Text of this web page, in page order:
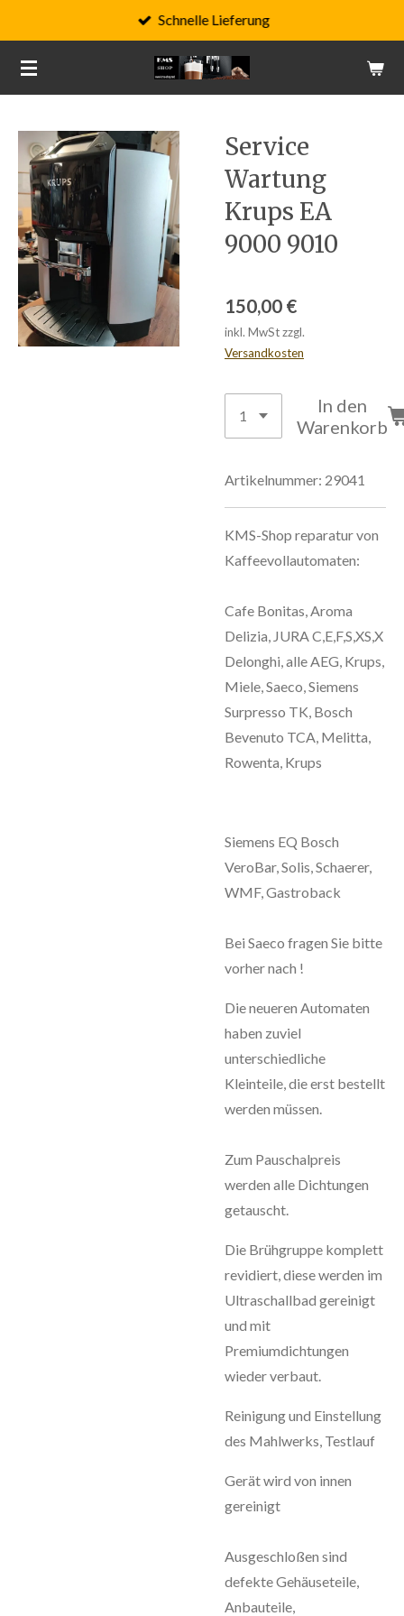
Hauptinhalt
springen
Schnelle Lieferung
Service
Wartung
Krups EA
9000 9010
150,00 €
inkl. MwSt zzgl.
Versandkosten
In den
Warenkorb
Artikelnummer: 29041
KMS-Shop reparatur von
Kaffeevollautomaten:
Cafe Bonitas, Aroma
Delizia, JURA C,E,F,S,XS,X
Delonghi, alle AEG, Krups,
Miele, Saeco, Siemens
Surpresso TK, Bosch
Bevenuto TCA, Melitta,
Rowenta, Krups
Siemens EQ Bosch
VeroBar, Solis, Schaerer,
WMF,Gastroback
Bei Saeco fragen Sie bitte
vorher nach !
Die neueren Automaten
haben zuviel
unterschiedliche
Kleinteile, die erst bestellt
werden müssen.
Zum Pauschalpreis
werden alle Dichtungen
getauscht.
Die Brühgruppe komplett
revidiert, diese werden im
Ultraschallbad gereinigt
und mit
Premiumdichtungen
wieder verbaut.
Reinigung und Einstellung
des Mahlwerks, Testlauf
Gerät wird von innen
gereinigt
Ausgeschloßen sind
defekte Gehäuseteile,
Anbauteile,